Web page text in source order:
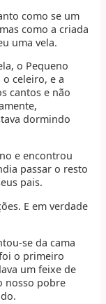
como se um
como a criada
uma vela.
o Pequeno
celeiro, e a
cantos e não
dormindo
e encontrou
passar o resto
pais.
E em verdade
se da cama
o primeiro
um feixe de
nosso pobre